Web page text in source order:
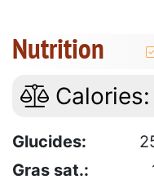
Nutrition
Calories:
Glucides:
Gras sat.: